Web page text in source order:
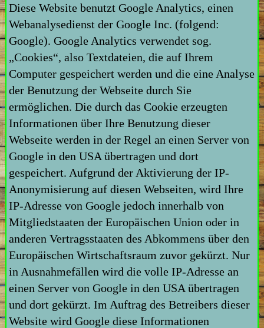
Diese Website benutzt Google Analytics, einen
Webanalysedienst der Google Inc. (folgend:
Google). Google Analytics verwendet sog.
„Cookies“, also Textdateien, die auf Ihrem
Computer gespeichert werden und die eine Analyse
der Benutzung der Webseite durch Sie
ermöglichen. Die durch das Cookie erzeugten
Informationen über Ihre Benutzung dieser
Webseite werden in der Regel an einen Server von
Google in den USA übertragen und dort
gespeichert. Aufgrund der Aktivierung der IP-
Anonymisierung auf diesen Webseiten, wird Ihre
IP-Adresse von Google jedoch innerhalb von
Mitgliedstaaten der Europäischen Union oder in
anderen Vertragsstaaten des Abkommens über den
Europäischen Wirtschaftsraum zuvor gekürzt. Nur
in Ausnahmefällen wird die volle IP-Adresse an
einen Server von Google in den USA übertragen
und dort gekürzt. Im Auftrag des Betreibers dieser
Website wird Google diese Informationen